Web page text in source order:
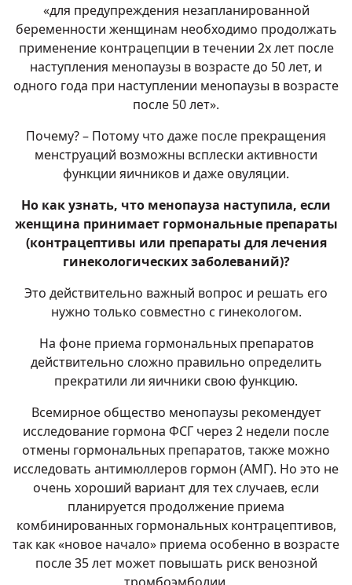
«для предупреждения незапланированной
беременности женщинам необходимо продолжать
применение контрацепции в течении 2х лет после
наступления менопаузы в возрасте до 50 лет, и
одного года при наступлении менопаузы в возрасте
после 50 лет».
Почему? – Потому что даже после прекращения
менструаций возможны всплески активности
функции яичников и даже овуляции.
Но как узнать, что менопауза наступила, если
женщина принимает гормональные препараты
(контрацептивы или препараты для лечения
гинекологических заболеваний)?
Это действительно важный вопрос и решать его
нужно только совместно с гинекологом.
На фоне приема гормональных препаратов
действительно сложно правильно определить
прекратили ли яичники свою функцию.
Всемирное общество менопаузы рекомендует
исследование гормона ФСГ через 2 недели после
отмены гормональных препаратов, также можно
исследовать антимюллеров гормон (АМГ). Но это не
очень хороший вариант для тех случаев, если
планируется продолжение приема
комбинированных гормональных контрацептивов,
так как «новое начало» приема особенно в возрасте
после 35 лет может повышать риск венозной